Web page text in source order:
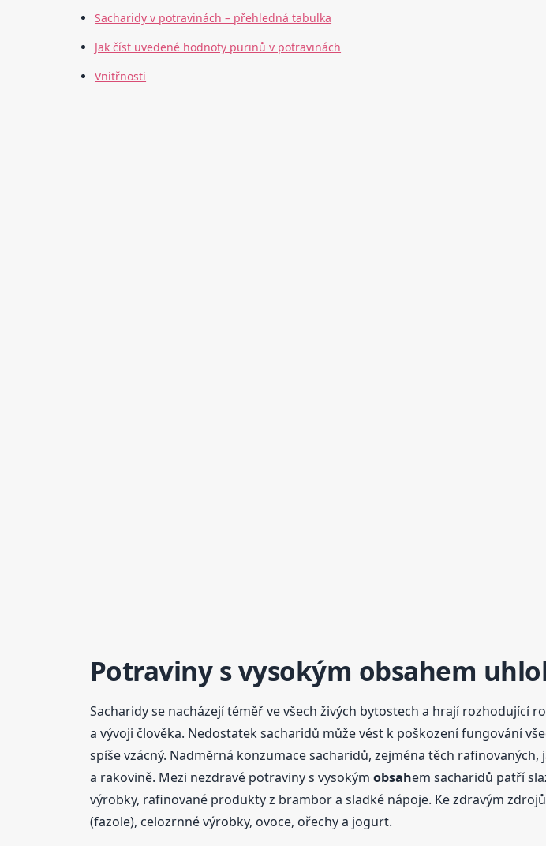
Sacharidy v potravinách – přehledná tabulka
Jak číst uvedené hodnoty purinů v potravinách
Vnitřnosti
Potraviny s vysokým obsahem
Sacharidy se nacházejí téměř ve všech živých bytostech a hrají
a vývoji člověka. Nedostatek sacharidů může vést k poškození fungování
spíše vzácný. Nadměrná konzumace sacharidů, zejména těch
a rakovině. Mezi nezdravé potraviny s vysokým obsahem sacharidů patří
výrobky, rafinované produkty z brambor a sladké nápoje. Ke zdravým
(fazole), celozrnné výrobky, ovoce, ořechy a jogurt.